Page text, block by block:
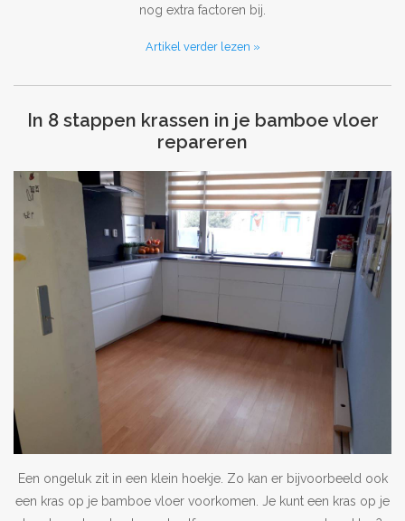
nog extra factoren bij.
Artikel verder lezen »
In 8 stappen krassen in je bamboe vloer
repareren
Een ongeluk zit in een klein hoekje. Zo kan er bijvoorbeeld ook
een kras op je bamboe vloer voorkomen. Je kunt een kras op je